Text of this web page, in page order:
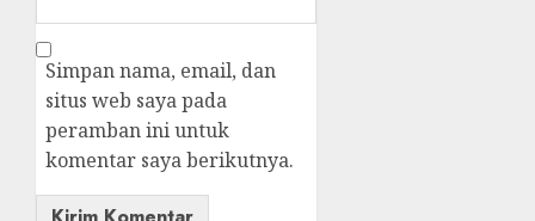
Simpan nama, email, dan
situs web saya pada
peramban ini untuk
komentar saya berikutnya.